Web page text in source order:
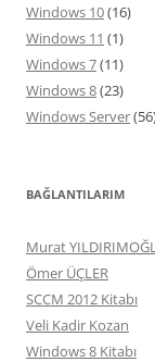
Windows 10(16)
Windows 11 (1)
Windows 7(11)
Windows 8(23)
Windows Server
BAĞLANTILARIM
Murat
Ömer ÜÇLER
SCCM 2012 Kitabı
Veli Kadir Kozan
Windows 8 Kitabı